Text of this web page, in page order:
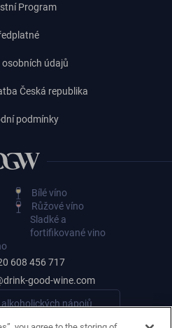
Program
údajů
Česká republika
podmínky
Bílé víno
Růžové víno
Sladké a
fortifikované vino
608 456 717
good-wine.com
nápojů